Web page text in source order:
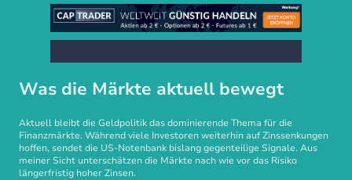
Was die Märkte aktuell bewegt
Aktuell bleibt die Geldpolitik das dominierende Thema für die
Finanzmärkte. Während viele Investoren weiterhin auf Zinssenkungen
hoffen, sendet die US-Notenbank bislang gegenteilige Signale. Aus
meiner Sicht unterschätzen die Märkte nach wie vor das Risiko
längerfristig hoher Zinsen.